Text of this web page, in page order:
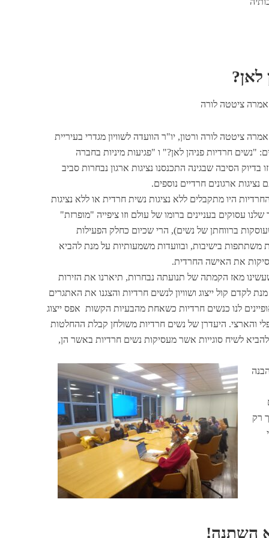
לאן?
אמרה ציטטה לורה
ציטטה לורה ורטון, יו"ר הוועדה לשוויון מגדרי בעיריית
"נשים חרדיות פניהן לאן?" ו "פגיעות מיניות בחברה
הסיבה שבגינה התכנסנו נציגות ארגון נבחרות סביב
ארגונים חרדיים נוספים.
היו מתקבלים ללא נציגות נשית חרדית או ללא נציגות
עסוקים בעניינים ברומו של עולם וזו ציפייה "מופרזת"
ברווחתן של נשים), הרי שכיום כחלק הפעילות
משתתפות בישיבות, ובוועדות משמעותיות על מנת להביא
את האישה החרדית.
מאז הקמתה של תנועתה נבחרות, תיארנו את הזירות
לקדם קול ייצוג ושוויון לנשים חרדיות והצגנו את האתגרים
לנו כנשים חרדיות כשאחת מהבעיות הקשות אפס ייצוג
והארצי. היעדרן של נשים חרדיות משולחן קבלת ההחלטות
לשיח סוגייות אשר מעסיקות נשים חרדיות באשר הן,
רק
השתנה!